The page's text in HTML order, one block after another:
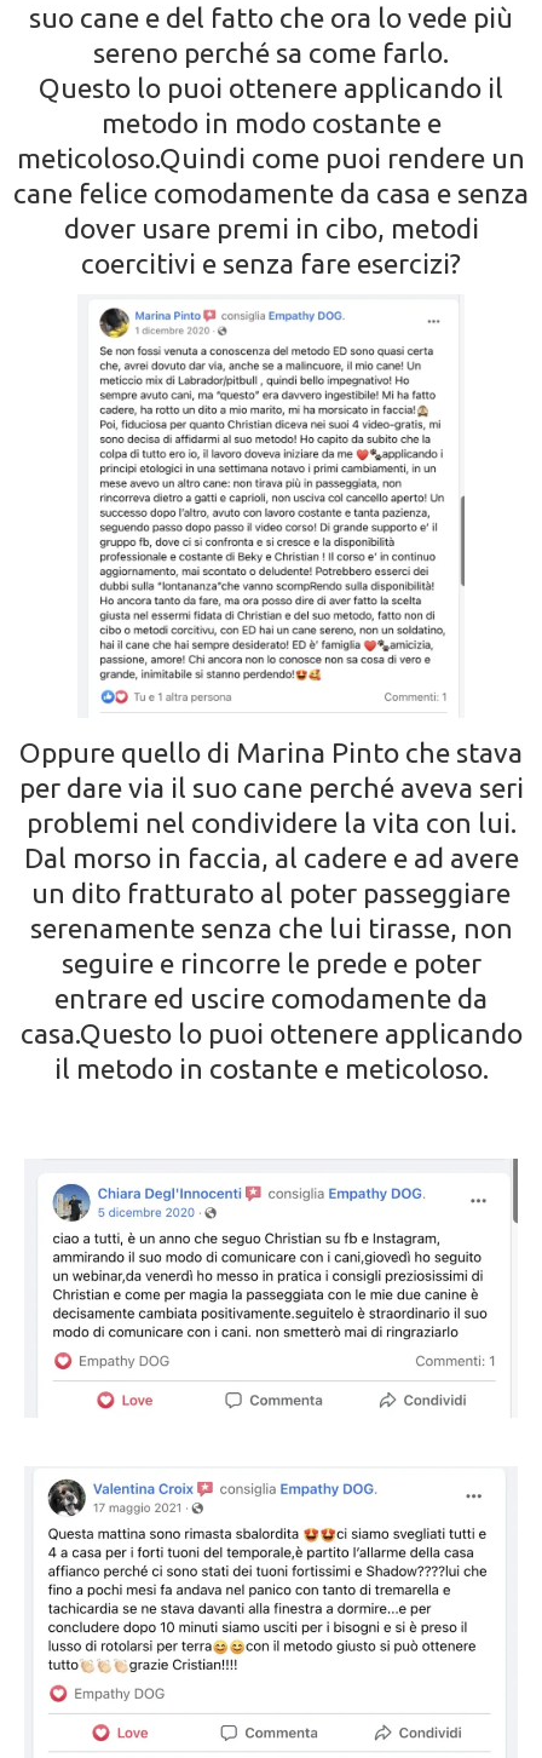
suo cane e del fatto che ora lo vede più
sereno perché sa come farlo.
Questo lo puoi ottenere applicando il
metodo in modo costante e
meticoloso.Quindi come puoi rendere un
cane felice comodamente da casa e senza
dover usare premi in cibo, metodi
coercitivi e senza fare esercizi?
Oppure quello di Marina Pinto che stava
per dare via il suo cane perché aveva seri
problemi nel condividere la vita con lui.
Dal morso in faccia, al cadere e ad avere
un dito fratturato al poter passeggiare
serenamente senza che lui tirasse, non
seguire e rincorre le prede e poter
entrare ed uscire comodamente da
casa.Questo lo puoi ottenere applicando
il metodo in costante e meticoloso.